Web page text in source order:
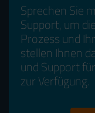
Sprechen Sie
Support, um
Prozess und
stellen Ihnen
und Support
zur Verfügung.